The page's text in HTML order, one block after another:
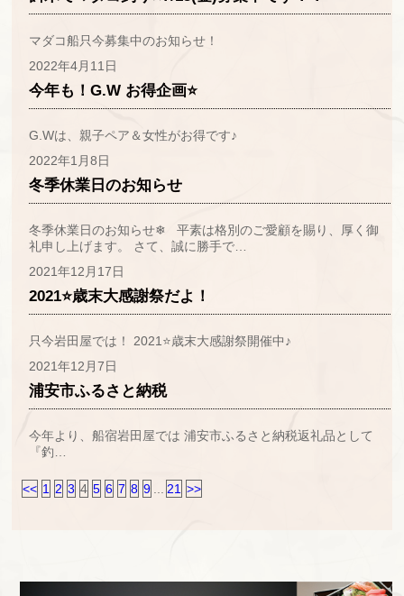
マダコ船只今募集中のお知らせ！
2022年4月11日
今年も！G.W お得企画⭐
G.Wは、親子ペア＆女性がお得です♪
2022年1月8日
冬季休業日のお知らせ
冬季休業日のお知らせ❄ 平素は格別のご愛顧を賜り、厚く御
礼申し上げます。 さて、誠に勝手で…
2021年12月17日
2021⭐歳末大感謝祭だよ！
只今岩田屋では！ 2021⭐歳末大感謝祭開催中♪
2021年12月7日
浦安市ふるさと納税
今年より、船宿岩田屋では 浦安市ふるさと納税返礼品として
『釣…
<< 1 2 3 4 5 6 7 8 9 21 >>